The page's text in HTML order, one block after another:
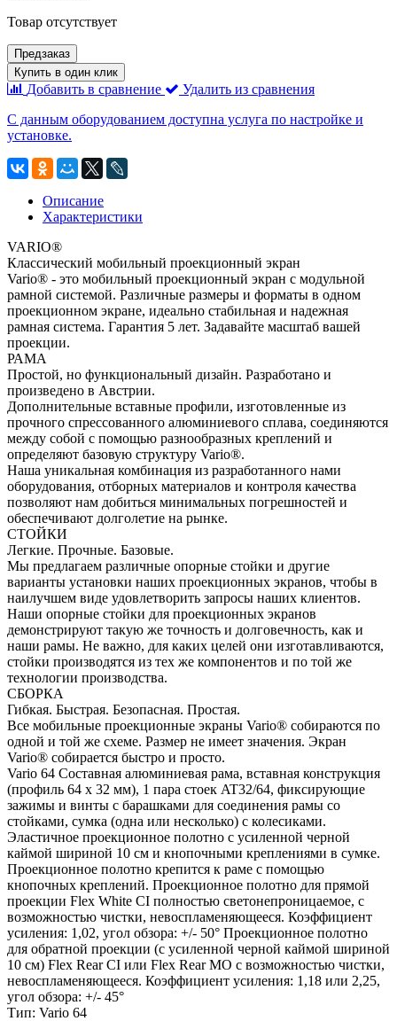
Товар отсутствует
Предзаказ
Купить в один клик
Добавить в сравнение
Удалить из сравнения
С данным оборудованием доступна услуга по настройке и
установке.
Описание
Характеристики
VARIO®
Классический мобильный проекционный экран
Vario® - это мобильный проекционный экран с модульной
рамной системой. Различные размеры и форматы в одном
проекционном экране, идеально стабильная и надежная
рамная система. Гарантия 5 лет. Задавайте масштаб вашей
проекции.
РАМА
Простой, но функциональный дизайн. Разработано и
произведено в Австрии.
Дополнительные вставные профили, изготовленные из
прочного спрессованного алюминиевого сплава, соединяются
между собой с помощью разнообразных креплений и
определяют базовую структуру Vario®.
Наша уникальная комбинация из разработанного нами
оборудования, отборных материалов и контроля качества
позволяют нам добиться минимальных погрешностей и
обеспечивают долголетие на рынке.
СТОЙКИ
Легкие. Прочные. Базовые.
Мы предлагаем различные опорные стойки и другие
варианты установки наших проекционных экранов, чтобы в
наилучшем виде удовлетворить запросы наших клиентов.
Наши опорные стойки для проекционных экранов
демонстрируют такую же точность и долговечность, как и
наши рамы. Не важно, для каких целей они изготавливаются,
стойки производятся из тех же компонентов и по той же
технологии производства.
СБОРКА
Гибкая. Быстрая. Безопасная. Простая.
Все мобильные проекционные экраны Vario® собираются по
одной и той же схеме. Размер не имеет значения. Экран
Vario® собирается быстро и просто.
Vario 64 Составная алюминиевая рама, вставная конструкция
(профиль 64 x 32 мм), 1 пара стоек AT32/64, фиксирующие
зажимы и винты с барашками для соединения рамы со
стойками, сумка (одна или несколько) с колесиками.
Эластичное проекционное полотно с усиленной черной
каймой шириной 10 см и кнопочными креплениями в сумке.
Проекционное полотно крепится к раме с помощью
кнопочных креплений. Проекционное полотно для прямой
проекции Flex White CI полностью светонепроницаемое, с
возможностью чистки, невоспламеняющееся. Коэффициент
усиления: 1,02, угол обзора: +/- 50° Проекционное полотно
для обратной проекции (с усиленной черной каймой шириной
10 см) Flex Rear CI или Flex Rear MO с возможностью чистки,
невоспламеняющееся. Коэффициент усиления: 1,18 или 2,25,
угол обзора: +/- 45°
Тип: Vario 64